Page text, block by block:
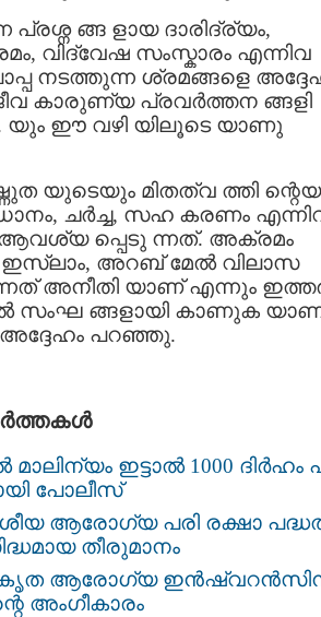
പ്രശ്ന ങ്ങ ളായ ദാരിദ്ര്യം,
വിദ്വേഷ സംസ്കാരം എന്നിവ
നടത്തുന്ന ശ്രമങ്ങളെ
കാരുണ്യ പ്രവർത്തന ങ്ങളി
ഈ വഴി യിലൂടെ യാണു
യുടെയും മിതത്വ ത്തി
ചർച്ച, സഹ കരണം
പ്പെടു ന്നത്. അക്രമം
അറബ് മേൽ വിലാസ
അനീതി യാണ് എന്നും
സംഘ ങ്ങളായി കാണുക
പറഞ്ഞു.
ഇട്ടാൽ 1000 ദിർഹം
പോലീസ്
ആരോഗ്യ പരി രക്ഷാ
തീരുമാനം
ആരോഗ്യ
അംഗീകാരം